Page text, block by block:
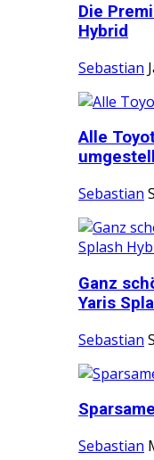
Die
Hybrid
Sebastian
Alle
Sebastian
Ganz
Yaris
Sebastian
Sebastian